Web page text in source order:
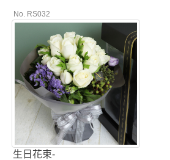
No. RS032
生日花束-